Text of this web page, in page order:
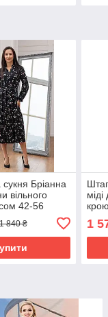
Бріанна
вільного
42-56
840 ₴ 1